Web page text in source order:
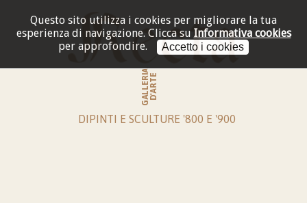
Questo sito utilizza i cookies per migliorare la tua
esperienza di navigazione. Clicca su Informativa cookies
per approfondire.
Accetto i cookies
GALLERIAD'ARTE
DIPINTI E SCULTURE '800 E '900